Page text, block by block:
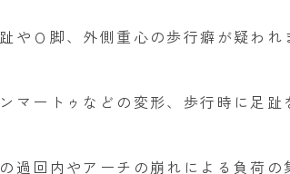
Ｏ脚、外側重心の歩行癖が疑われ
ートゥなどの変形、歩行時に足趾
回内やアーチの崩れによる負荷の